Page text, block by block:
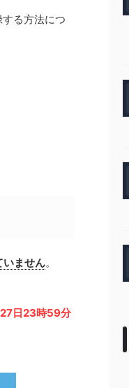
る方法につ
いません。
日23時59分